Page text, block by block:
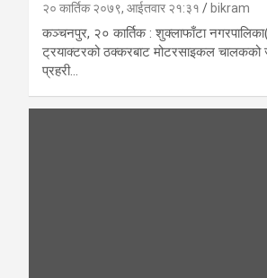
२० कार्तिक २०७९, आईतवार २१:३१ bikram
कञ्चनपुर, २० कार्तिक : शुक्लाफाँटा
ट्रयाक्टरको ठक्करबाट मोटरसाइकल चालकको
प्रहरी…